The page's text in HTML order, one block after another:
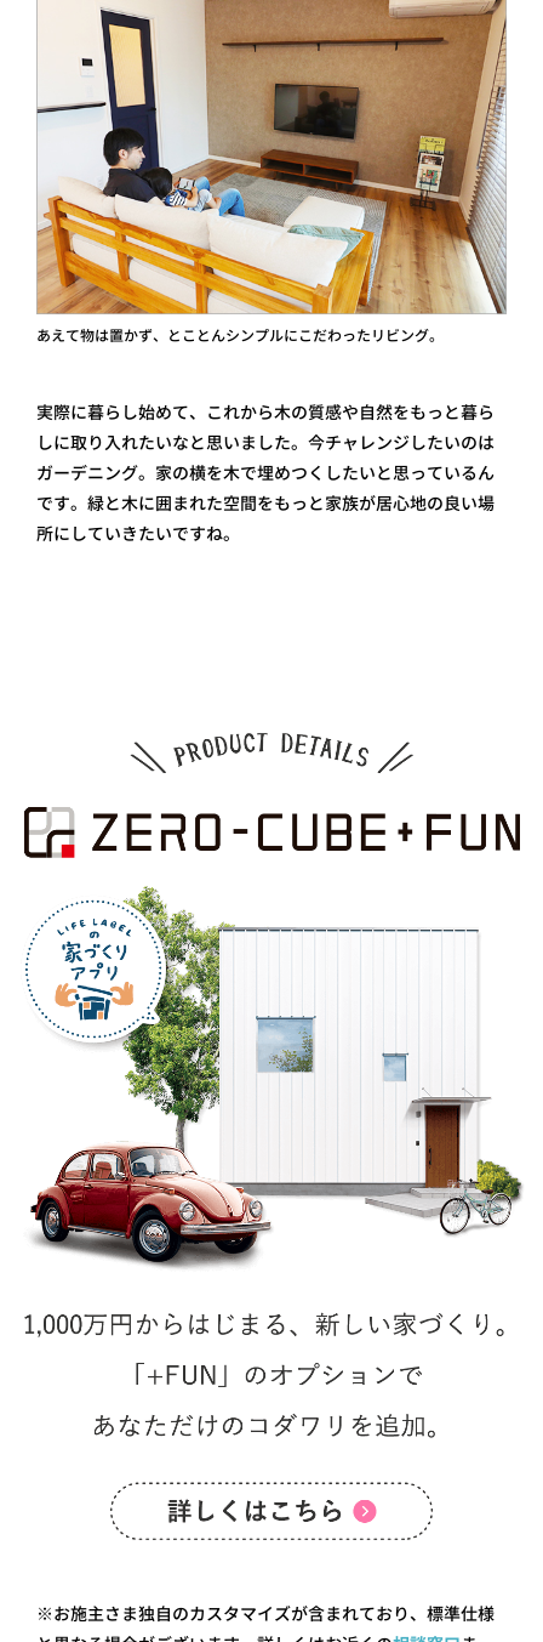
あえて物は置かず、とことんシンプルにこだわったリビング。
実際に暮らし始めて、これから木の質感や自然をもっと暮ら
しに取り入れたいなと思いました。今チャレンジしたいのは
ガーデニング。家の横を木で埋めつくしたいと思っているん
です。緑と木に囲まれた空間をもっと家族が居心地の良い場
所にしていきたいですね。
※お施主さま独自のカスタマイズが含まれており、標準仕様